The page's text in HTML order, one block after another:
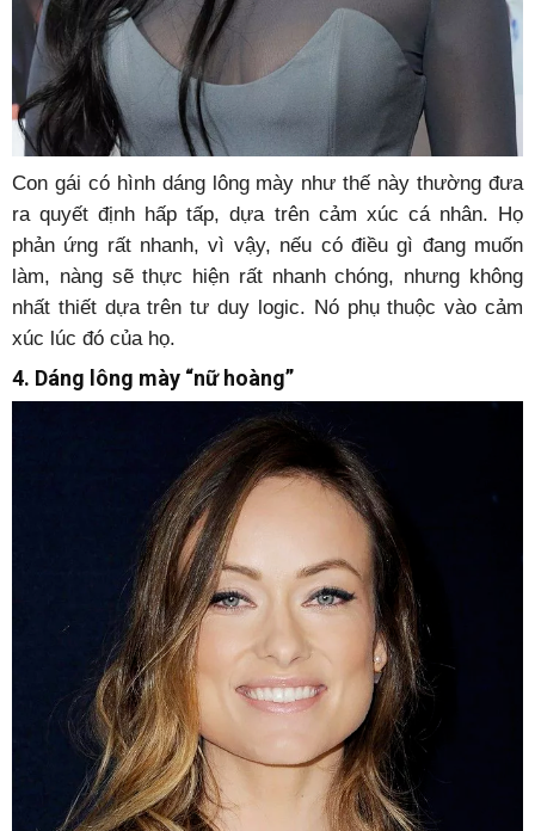
Con gái có hình dáng lông mày như thế này thường đưa
ra quyết định hấp tấp, dựa trên cảm xúc cá nhân. Họ
phản ứng rất nhanh, vì vậy, nếu có điều gì đang muốn
làm, nàng sẽ thực hiện rất nhanh chóng, nhưng không
nhất thiết dựa trên tư duy logic. Nó phụ thuộc vào cảm
xúc lúc đó của họ.
4. Dáng lông mày “nữ hoàng”